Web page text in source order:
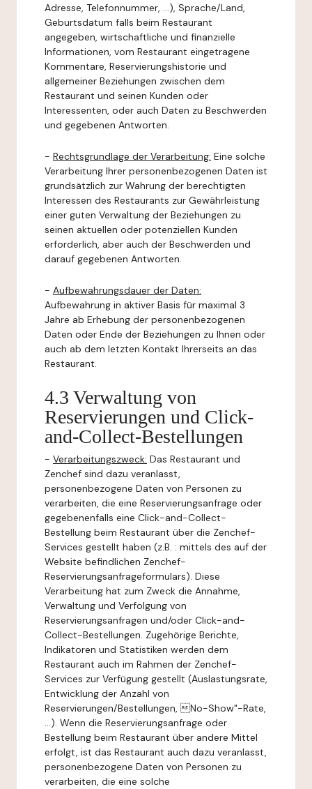
Adresse, Telefonnummer, ...), Sprache/Land,
Geburtsdatum falls beim Restaurant
angegeben, wirtschaftliche und finanzielle
Informationen, vom Restaurant eingetragene
Kommentare, Reservierungshistorie und
allgemeiner Beziehungen zwischen dem
Restaurant und seinen Kunden oder
Interessenten, oder auch Daten zu Beschwerden
und gegebenen Antworten.
- Rechtsgrundlage der Verarbeitung: Eine solche
Verarbeitung Ihrer personenbezogenen Daten ist
grundsätzlich zur Wahrung der berechtigten
Interessen des Restaurants zur Gewährleistung
einer guten Verwaltung der Beziehungen zu
seinen aktuellen oder potenziellen Kunden
erforderlich, aber auch der Beschwerden und
darauf gegebenen Antworten.
- Aufbewahrungsdauer der Daten:
Aufbewahrung in aktiver Basis für maximal 3
Jahre ab Erhebung der personenbezogenen
Daten oder Ende der Beziehungen zu Ihnen oder
auch ab dem letzten Kontakt Ihrerseits an das
Restaurant.
4.3 Verwaltung von
Reservierungen und Click-
and-Collect-Bestellungen
- Verarbeitungszweck: Das Restaurant und
Zenchef sind dazu veranlasst,
personenbezogene Daten von Personen zu
verarbeiten, die eine Reservierungsanfrage oder
gegebenenfalls eine Click-and-Collect-
Bestellung beim Restaurant über die Zenchef-
Services gestellt haben (z.B. : mittels des auf der
Website befindlichen Zenchef-
Reservierungsanfrageformulars). Diese
Verarbeitung hat zum Zweck die Annahme,
Verwaltung und Verfolgung von
Reservierungsanfragen und/oder Click-and-
Collect-Bestellungen. Zugehörige Berichte,
Indikatoren und Statistiken werden dem
Restaurant auch im Rahmen der Zenchef-
Services zur Verfügung gestellt (Auslastungsrate,
Entwicklung der Anzahl von
Reservierungen/Bestellungen, No-Show"-Rate,
...). Wenn die Reservierungsanfrage oder
Bestellung beim Restaurant über andere Mittel
erfolgt, ist das Restaurant auch dazu veranlasst,
personenbezogene Daten von Personen zu
verarbeiten, die eine solche